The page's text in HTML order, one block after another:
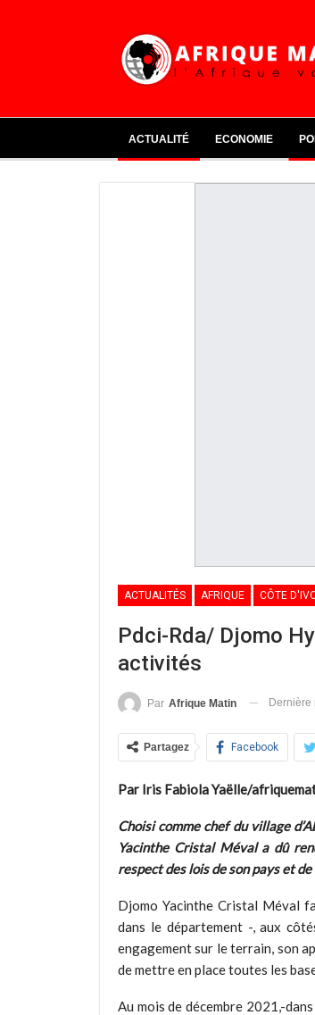
ACTUALITÉ ECONOMIE
ACTUALITÉS AFRIQUE CÔTE
Pdci-Rda/ Djomo
activités
Par Afrique Matin Dernière
Partagez Facebook
Par Iris Fabiola Yaëlle/
Choisi comme chef du village
Yacinthe Cristal Méval a dû
respect des lois de son pays et
Djomo Yacinthe Cristal Méval
dans le département -, aux
engagement sur le terrain, son
de mettre en place toutes les
Au mois de décembre 2021,-